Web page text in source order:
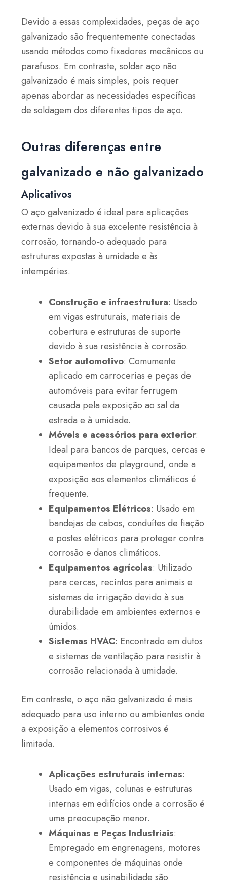
Devido a essas complexidades, peças de aço
galvanizado são frequentemente conectadas
usando métodos como fixadores mecânicos ou
parafusos. Em contraste, soldar aço não
galvanizado é mais simples, pois requer
apenas abordar as necessidades específicas
de soldagem dos diferentes tipos de aço.
Outras diferenças entre
galvanizado e não galvanizado
Aplicativos
O aço galvanizado é ideal para aplicações
externas devido à sua excelente resistência à
corrosão, tornando-o adequado para
estruturas expostas à umidade e às
intempéries.
Construção e infraestrutura: Usado
em vigas estruturais, materiais de
cobertura e estruturas de suporte
devido à sua resistência à corrosão.
Setor automotivo: Comumente
aplicado em carrocerias e peças de
automóveis para evitar ferrugem
causada pela exposição ao sal da
estrada e à umidade.
Móveis e acessórios para exterior:
Ideal para bancos de parques, cercas e
equipamentos de playground, onde a
exposição aos elementos climáticos é
frequente.
Equipamentos Elétricos: Usado em
bandejas de cabos, conduítes de fiação
e postes elétricos para proteger contra
corrosão e danos climáticos.
Equipamentos agrícolas: Utilizado
para cercas, recintos para animais e
sistemas de irrigação devido à sua
durabilidade em ambientes externos e
úmidos.
Sistemas HVAC: Encontrado em dutos
e sistemas de ventilação para resistir à
corrosão relacionada à umidade.
Em contraste, o aço não galvanizado é mais
adequado para uso interno ou ambientes onde
a exposição a elementos corrosivos é
limitada.
Aplicações estruturais internas:
Usado em vigas, colunas e estruturas
internas em edifícios onde a corrosão é
uma preocupação menor.
Máquinas e Peças Industriais:
Empregado em engrenagens, motores
e componentes de máquinas onde
resistência e usinabilidade são